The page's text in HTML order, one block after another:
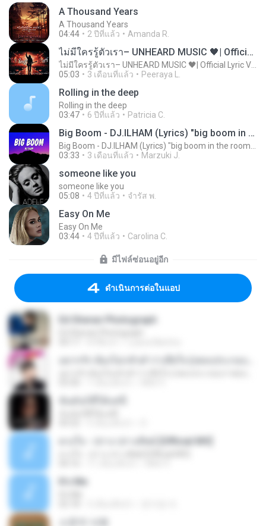
A Thousand Years
A Thousand Years
04:44
2 ปีที่แล้ว Amanda R.
ไม่มีใครรู้ตัวเรา– UNHEARD MUSIC 🖤| Official Lyric Video | เพลงสู้ชีวิต
05:03
3 เดือนที่แล้ว Peeraya L.
Rolling in the deep
Rolling in the deep
03:47
6 ปีที่แล้ว Patricia C.
Big Boom - DJ.ILHAM (Lyrics) "big boom in the room i go kaboom"
03:33
3 เดือนที่แล้ว Marzuki J.
someone like you
someone like you
05:08
4 ปีที่แล้ว จํารัส พ.
Easy On Me
Easy On Me
03:44
4 ปีที่แล้ว Carolina C.
มีไฟล์ซ่อนอยู่อีก
ดำเนินการต่อในแอป
Ed Sheran Photograph
ดวงใจ - ปราง ปรางทิพย์ [Official MV]
It′s Me